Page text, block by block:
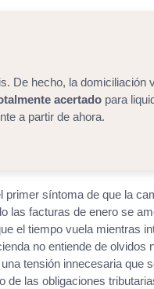
De hecho, la domiciliación
acertado para
a partir de ahora.
síntoma de que la
las facturas de enero se
el tiempo vuela mientras
no entiende de olvidos
tensión innecesaria que
las obligaciones